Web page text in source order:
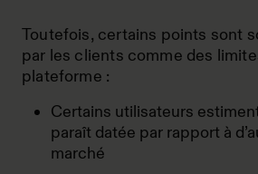
Toutefois, certains points sont
par les clients comme des
plateforme :
Certains utilisateurs
paraît datée par rapport à
marché